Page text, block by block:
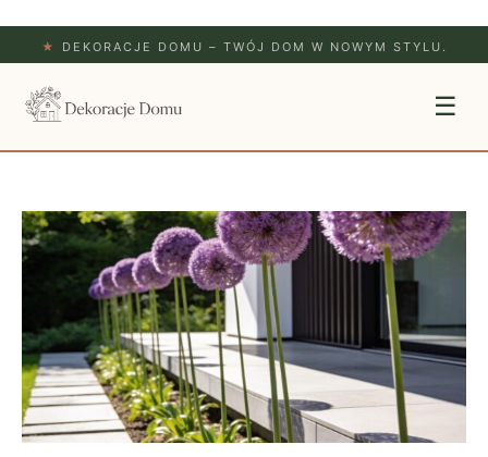
★ DEKORACJE DOMU – TWÓJ DOM W NOWYM STYLU.
☰